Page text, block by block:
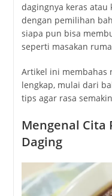
dagingnya keras atau
dengan pemilihan
siapa pun bisa
seperti masakan
Artikel ini membahas
lengkap, mulai dari
tips agar rasa semakin
Mengenal Cita
Daging